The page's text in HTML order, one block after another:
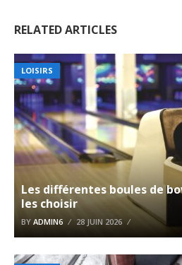
RELATED ARTICLES
LOISIRS
Les différentes boules de
les choisir
BY ADMIN6 28 JUIN 2026